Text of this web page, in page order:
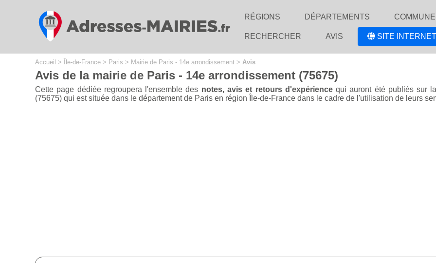
RÉGIONS DÉPARTEMENTS
RECHERCHER AVIS SITE
Accueil > Île-de-France > Paris > Mairie de Paris - 14e arrondissement > Avis
Avis de la mairie de Paris - 14e arrondissement (75675)
Cette page dédiée regroupera l'ensemble des notes, avis et retours d'expériencequi auront été publiés sur la
(75675) qui est située dans le département de Paris en région Île-de-France dans le cadre de l'utilisation de leurs